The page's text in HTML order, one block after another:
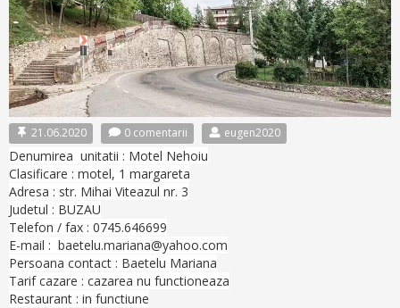
21.06.2020 0 comentarii eugen2020
Denumirea unitatii : Motel Nehoiu
Clasificare : motel, 1 margareta
Adresa : str. Mihai Viteazul nr. 3
Judetul : BUZAU
Telefon / fax : 0745.646699
E-mail : baetelu.mariana@yahoo.com
Persoana contact : Baetelu Mariana
Tarif cazare : cazarea nu functioneaza
Restaurant : in functiune